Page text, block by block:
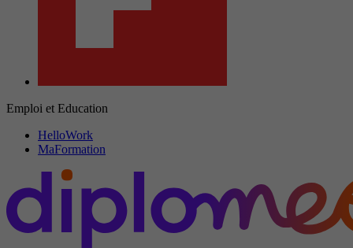
Emploi et Education
HelloWork
MaFormation